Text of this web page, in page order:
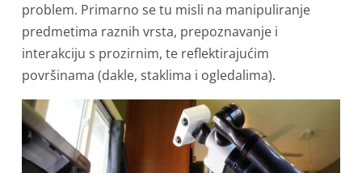
problem. Primarno se tu misli na manipuliranje
predmetima raznih vrsta, prepoznavanje i
interakciju s prozirnim, te reflektirajućim
površinama (dakle, staklima i ogledalima).